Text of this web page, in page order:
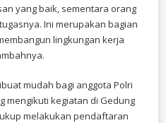
yang baik, sementara orang
Ini merupakan bagian
lingkungan kerja
mudah bagi anggota Polri
mengikuti kegiatan di Gedung
melakukan pendaftaran